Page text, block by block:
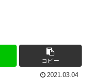
コピー
2021.03.04